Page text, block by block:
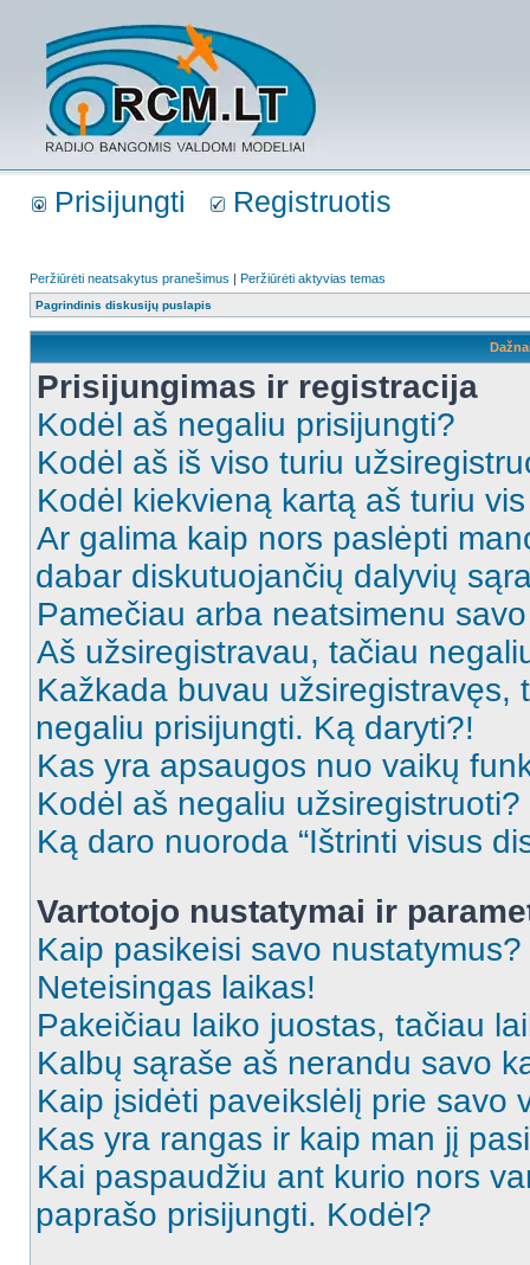
Prisijungti Registruotis
Peržiūrėti neatsakytus pranešimus | Peržiūrėti aktyvias temas
Pagrindinis diskusijų puslapis
Prisijungimas ir registracija
Kodėl aš negaliu prisijungti?
Kodėl aš iš viso turiu
Kodėl kiekvieną kartą aš turiu
Ar galima kaip nors paslėpti
dabar diskutuojančių dalyvių
Pamečiau arba neatsimenu
Aš užsiregistravau, tačiau
Kažkada buvau užsiregistravęs,
negaliu prisijungti. Ką daryti?!
Kas yra apsaugos nuo vaikų
Kodėl aš negaliu užsiregistruoti?
Ką daro nuoroda “Ištrinti visus
Vartotojo nustatymai ir
Kaip pasikeisi savo nustatymus?
Neteisingas laikas!
Pakeičiau laiko juostas, tačiau
Kalbų sąraše aš nerandu savo
Kaip įsidėti paveikslėlį prie savo
Kas yra rangas ir kaip man jį
Kai paspaudžiu ant kurio nors
paprašo prisijungti. Kodėl?